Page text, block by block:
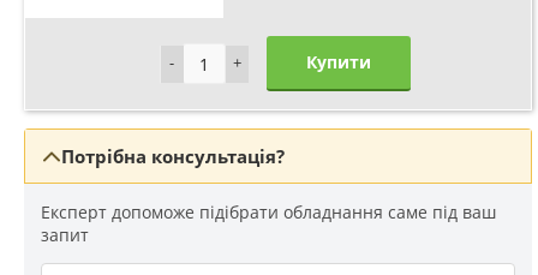
+
- +
- Купити
Потрібна консультація?
Експерт допоможе підібрати обладнання саме під ваш
запит